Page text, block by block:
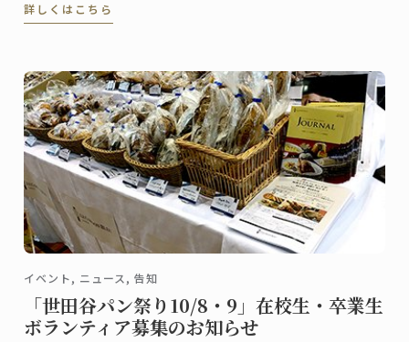
れる、新しい高等教育プログラムの模擬授業を行いま
詳しくはこちら
イベント, ニュース, 告知
「世田谷パン祭り10/8・9」在校生・卒業生
ボランティア募集のお知らせ